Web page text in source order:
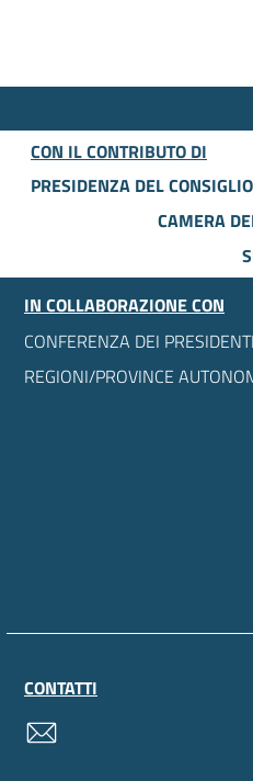
CON IL CONTRIBUTO DI
PRESIDENZA DEL
CAMERA
IN COLLABORAZIONE CON
CONFERENZA DEI
REGIONI/PROVINCE
CONTATTI